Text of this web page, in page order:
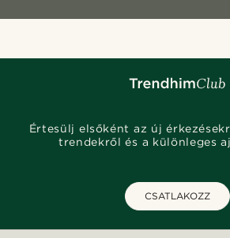
Értesülj elsőként az új
trendekről és a különleges
CSATLAKOZZ